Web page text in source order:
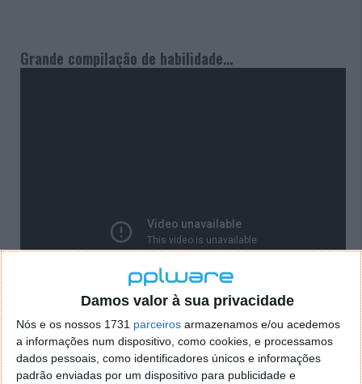
Damos valor à sua privacidade
Nós e os nossos 1731 parceiros armazenamos e/ou acedemos
a informações num dispositivo, como cookies, e processamos
dados pessoais, como identificadores únicos e informações
padrão enviadas por um dispositivo para publicidade e
Grande compilação de habilidade...